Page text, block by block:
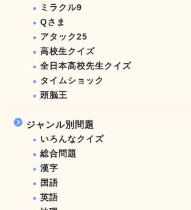
ミラクル9
Qさま
アタック25
高校生クイズ
全日本高校先生クイズ
タイムショック
頭脳王
ジャンル別問題
いろんなクイズ
総合問題
漢字
国語
英語